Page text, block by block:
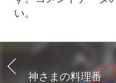
い。
神さまの料理番